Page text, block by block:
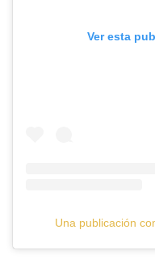
Ver esta
Una publicación